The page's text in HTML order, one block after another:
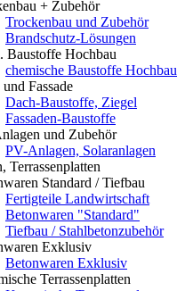
+ Zubehör
Trockenbau und Zubehör
Brandschutz-Lösungen
Baustoffe Hochbau
chemische Baustoffe Hochbau
Fassade
Dach-Baustoffe, Ziegel
Fassaden-Baustoffe
und Zubehör
PV-Anlagen, Solaranlagen
Terrassenplatten
Standard / Tiefbau
Fertigteile Landwirtschaft
Betonwaren "Standard"
Tiefbau / Stahlbetonzubehör
Exklusiv
Betonwaren Exklusiv
Terrassenplatten